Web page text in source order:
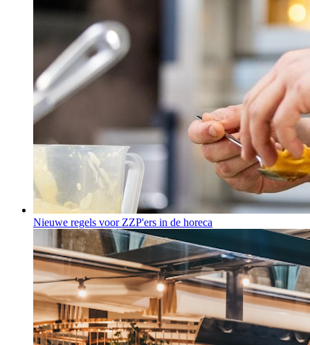
Nieuwe regels voor ZZP'ers in de horeca